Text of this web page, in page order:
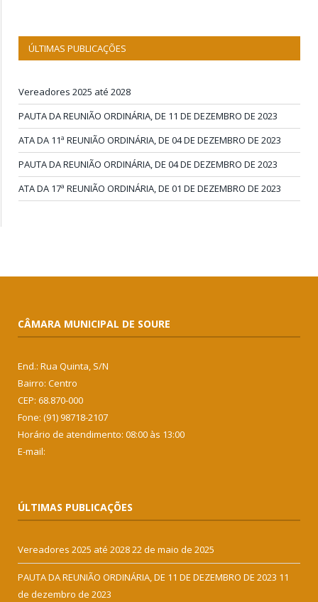
ÚLTIMAS PUBLICAÇÕES
Vereadores 2025 até 2028
PAUTA DA REUNIÃO ORDINÁRIA, DE 11 DE DEZEMBRO DE 2023
ATA DA 11ª REUNIÃO ORDINÁRIA, DE 04 DE DEZEMBRO DE 2023
PAUTA DA REUNIÃO ORDINÁRIA, DE 04 DE DEZEMBRO DE 2023
ATA DA 17ª REUNIÃO ORDINÁRIA, DE 01 DE DEZEMBRO DE 2023
CÂMARA MUNICIPAL DE SOURE
End.: Rua Quinta, S/N
Bairro: Centro
CEP: 68.870-000
Fone: (91) 98718-2107
Horário de atendimento: 08:00 às 13:00
E-mail:
ÚLTIMAS PUBLICAÇÕES
Vereadores 2025 até 202822 de maio de 2025
PAUTA DA REUNIÃO ORDINÁRIA, DE 11 DE DEZEMBRO DE 2023 11
de dezembro de 2023